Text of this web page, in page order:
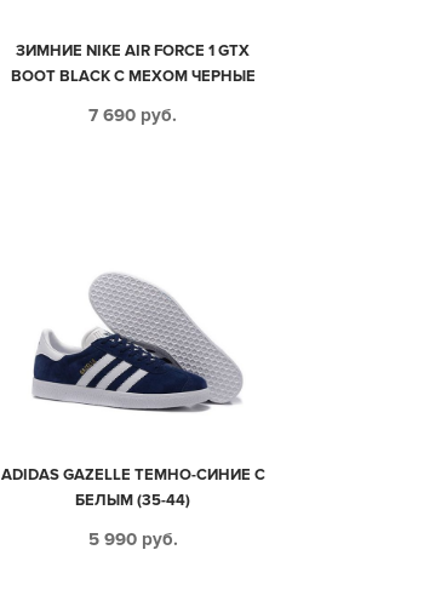
ЗИМНИЕ NIKE AIR FORCE 1 GTX
BOOT BLACK С МЕХОМ ЧЕРНЫЕ
7 690 руб.
ADIDAS GAZELLE ТЕМНО-СИНИЕ С
БЕЛЫМ (35-44)
5 990 руб.